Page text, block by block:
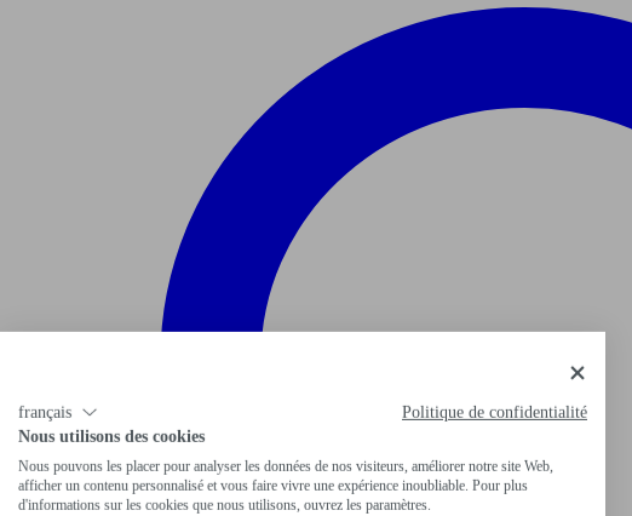
français
Politique de confidentialité
Nous utilisons des cookies
Nous pouvons les placer pour analyser les données de nos visiteurs, améliorer notre site Web,
afficher un contenu personnalisé et vous faire vivre une expérience inoubliable. Pour plus
d'informations sur les cookies que nous utilisons, ouvrez les paramètres.